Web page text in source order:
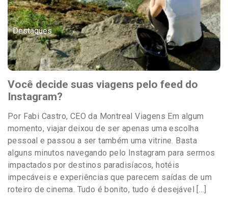
Destaques
Você decide suas viagens pelo feed do
Instagram?
Por Fabi Castro, CEO da Montreal Viagens Em algum
momento, viajar deixou de ser apenas uma escolha
pessoal e passou a ser também uma vitrine. Basta
alguns minutos navegando pelo Instagram para sermos
impactados por destinos paradisíacos, hotéis
impecáveis e experiências que parecem saídas de um
roteiro de cinema. Tudo é bonito, tudo é desejável […]